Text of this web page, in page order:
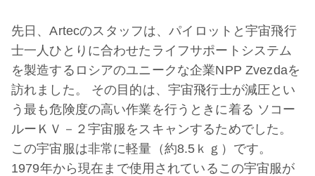
先日、Artecのスタッフは、パイロットと宇宙飛行
士一人ひとりに合わせたライフサポートシステム
を製造するロシアのユニークな企業NPP Zvezdaを
訪れました。 その目的は、宇宙飛行士が減圧とい
う最も危険度の高い作業を行うときに着る ソコー
ルーＫＶ－２宇宙服をスキャンするためでした。
この宇宙服は非常に軽量（約8.5ｋｇ）です。
1979年から現在まで使用されているこの宇宙服が